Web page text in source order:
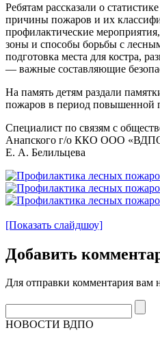
Ребятам рассказали о
причины пожаров и их
профилактические
зоны и способы борьбы с
подготовка места для костра,
— важные составляющие
На память детям раздали
пожаров в период повышенной
Специалист по связям с
Анапского г/о ККО ООО
Е. А. Белильцева
[Показать слайдшоу]
Добавить
Для отправки комментария вам
НОВОСТИ ВДПО